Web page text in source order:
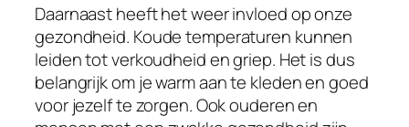
Daarnaast heeft het weer invloed op onze
gezondheid. Koude temperaturen kunnen
leiden tot verkoudheid en griep. Het is dus
belangrijk om je warm aan te kleden en goed
voor jezelf te zorgen. Ook ouderen en